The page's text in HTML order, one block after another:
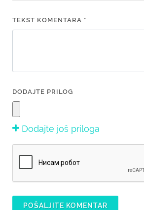
TEKST KOMENTARA *
DODAJTE PRILOG
Dodajte još priloga
POŠALJITE KOMENTAR